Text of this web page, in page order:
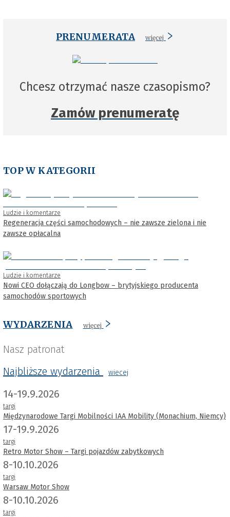
PRENUMERATA więcej
Chcesz otrzymać nasze czasopismo?
Zamów prenumeratę
TOP W KATEGORII
Ludzie i komentarze
Regeneracja części samochodowych – nie zawsze zielona i nie
zawsze opłacalna
Ludzie i komentarze
Nowi CEO dołączają do Longbow – brytyjskiego producenta
samochodów sportowych
WYDARZENIA więcej
Nasz patronat
Najbliższe wydarzenia
wiecej
14-19.9.2026
targi
Międzynarodowe Targi Mobilności IAA Mobility (Monachium, Niemcy)
17-19.9.2026
targi
Retro Motor Show – Targi pojazdów zabytkowych
8-10.10.2026
targi
Warsaw Motor Show
8-10.10.2026
targi